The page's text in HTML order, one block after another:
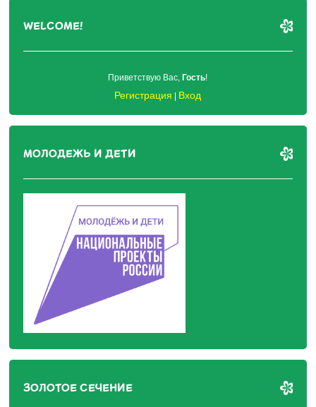
WELCOME!
Приветствую Вас, Гость!
Регистрация Вход
МОЛОДЕЖЬ И ДЕТИ
ЗОЛОТОЕ СЕЧЕНИЕ